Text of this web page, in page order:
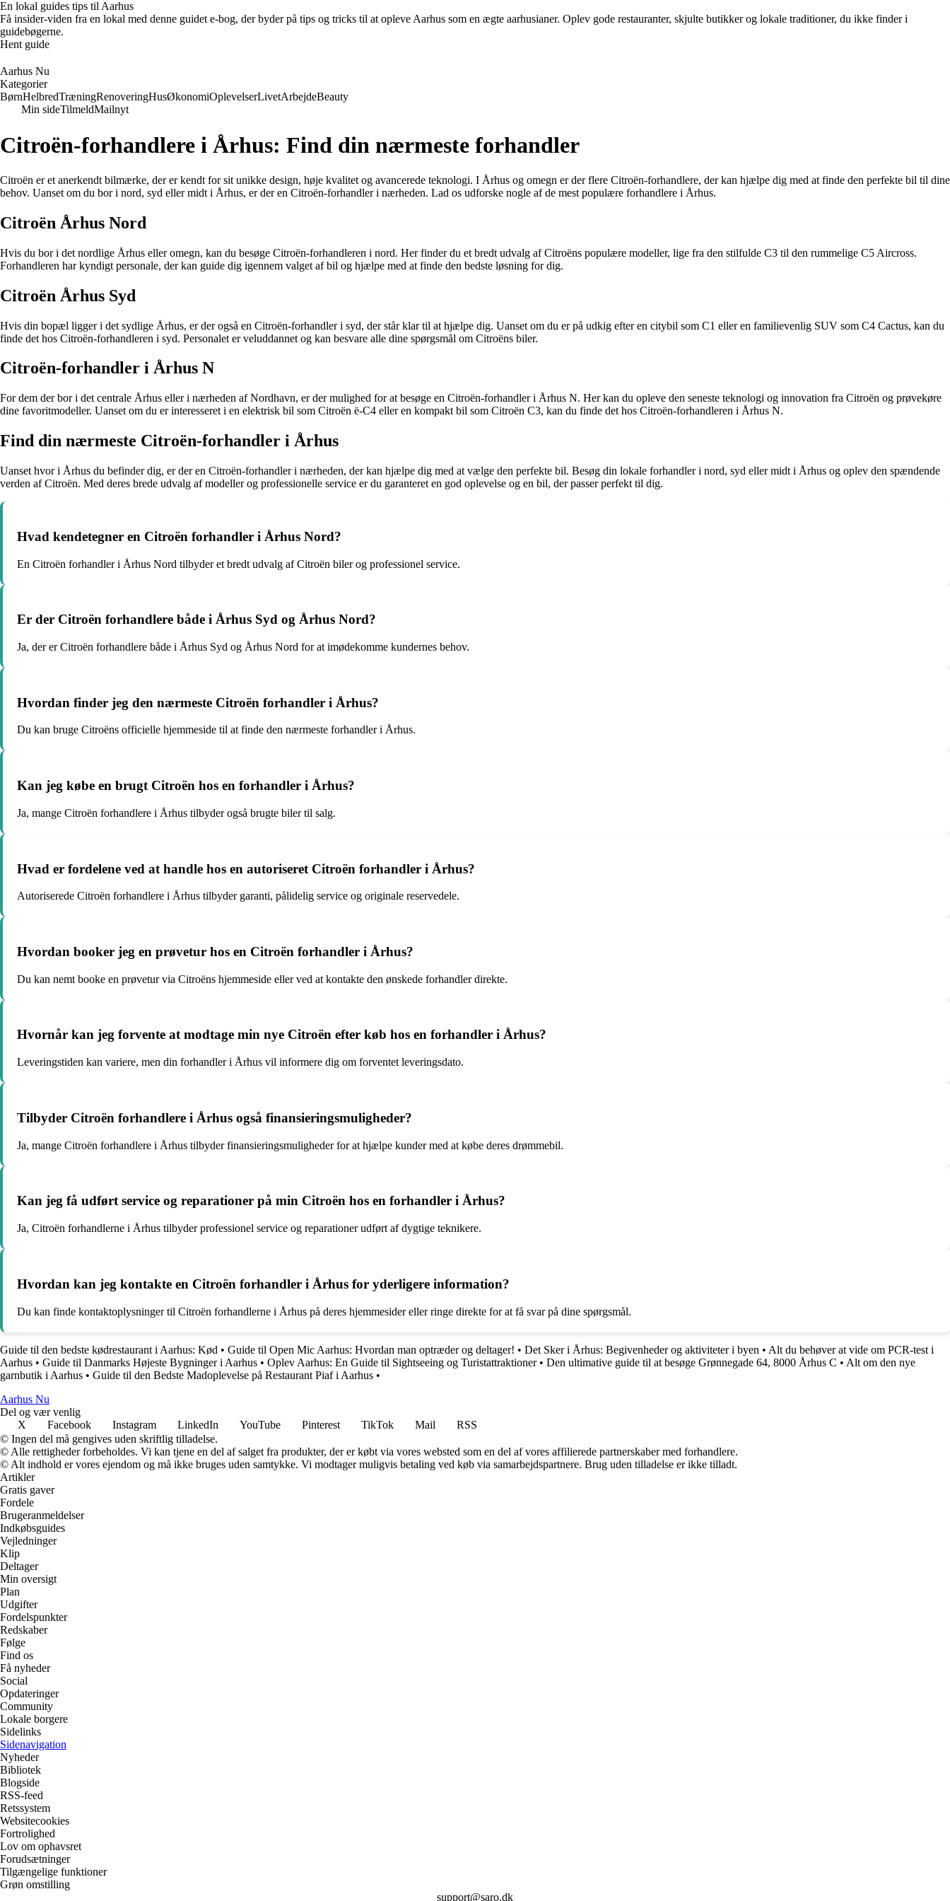
En lokal guides tips til Aarhus
Få insider-viden fra en lokal med denne guidet e-bog, der byder på tips og tricks til at opleve Aarhus som en ægte aarhusianer. Oplev gode restauranter, skjulte butikker og lokale traditioner, du ikke finder i
guidebøgerne.
Hent guide
Aarhus Nu
Kategorier
BørnHelbredTræningRenoveringHusØkonomiOplevelserLivetArbejdeBeauty
Min sideTilmeldMailnyt
Citroën-forhandlere i Århus: Find din nærmeste forhandler
Citroën er et anerkendt bilmærke, der er kendt for sit unikke design, høje kvalitet og avancerede teknologi. I Århus og omegn er der flere Citroën-forhandlere, der kan hjælpe dig med at finde den perfekte bil til dine
behov. Uanset om du bor i nord, syd eller midt i Århus, er der en Citroën-forhandler i nærheden. Lad os udforske nogle af de mest populære forhandlere i Århus.
Citroën Århus Nord
Hvis du bor i det nordlige Århus eller omegn, kan du besøge Citroën-forhandleren i nord. Her finder du et bredt udvalg af Citroëns populære modeller, lige fra den stilfulde C3 til den rummelige C5 Aircross.
Forhandleren har kyndigt personale, der kan guide dig igennem valget af bil og hjælpe med at finde den bedste løsning for dig.
Citroën Århus Syd
Hvis din bopæl ligger i det sydlige Århus, er der også en Citroën-forhandler i syd, der står klar til at hjælpe dig. Uanset om du er på udkig efter en citybil som C1 eller en familievenlig SUV som C4 Cactus, kan du
finde det hos Citroën-forhandleren i syd. Personalet er veluddannet og kan besvare alle dine spørgsmål om Citroëns biler.
Citroën-forhandler i Århus N
For dem der bor i det centrale Århus eller i nærheden af Nordhavn, er der mulighed for at besøge en Citroën-forhandler i Århus N. Her kan du opleve den seneste teknologi og innovation fra Citroën og prøvekøre
dine favoritmodeller. Uanset om du er interesseret i en elektrisk bil som Citroën ë-C4 eller en kompakt bil som Citroën C3, kan du finde det hos Citroën-forhandleren i Århus N.
Find din nærmeste Citroën-forhandler i Århus
Uanset hvor i Århus du befinder dig, er der en Citroën-forhandler i nærheden, der kan hjælpe dig med at vælge den perfekte bil. Besøg din lokale forhandler i nord, syd eller midt i Århus og oplev den spændende
verden af Citroën. Med deres brede udvalg af modeller og professionelle service er du garanteret en god oplevelse og en bil, der passer perfekt til dig.
Hvad kendetegner en Citroën forhandler i Århus Nord?
En Citroën forhandler i Århus Nord tilbyder et bredt udvalg af Citroën biler og professionel service.
Er der Citroën forhandlere både i Århus Syd og Århus Nord?
Ja, der er Citroën forhandlere både i Århus Syd og Århus Nord for at imødekomme kundernes behov.
Hvordan finder jeg den nærmeste Citroën forhandler i Århus?
Du kan bruge Citroëns officielle hjemmeside til at finde den nærmeste forhandler i Århus.
Kan jeg købe en brugt Citroën hos en forhandler i Århus?
Ja, mange Citroën forhandlere i Århus tilbyder også brugte biler til salg.
Hvad er fordelene ved at handle hos en autoriseret Citroën forhandler i Århus?
Autoriserede Citroën forhandlere i Århus tilbyder garanti, pålidelig service og originale reservedele.
Hvordan booker jeg en prøvetur hos en Citroën forhandler i Århus?
Du kan nemt booke en prøvetur via Citroëns hjemmeside eller ved at kontakte den ønskede forhandler direkte.
Hvornår kan jeg forvente at modtage min nye Citroën efter køb hos en forhandler i Århus?
Leveringstiden kan variere, men din forhandler i Århus vil informere dig om forventet leveringsdato.
Tilbyder Citroën forhandlere i Århus også finansieringsmuligheder?
Ja, mange Citroën forhandlere i Århus tilbyder finansieringsmuligheder for at hjælpe kunder med at købe deres drømmebil.
Kan jeg få udført service og reparationer på min Citroën hos en forhandler i Århus?
Ja, Citroën forhandlerne i Århus tilbyder professionel service og reparationer udført af dygtige teknikere.
Hvordan kan jeg kontakte en Citroën forhandler i Århus for yderligere information?
Du kan finde kontaktoplysninger til Citroën forhandlerne i Århus på deres hjemmesider eller ringe direkte for at få svar på dine spørgsmål.
Guide til den bedste kødrestaurant i Aarhus: Kød • Guide til Open Mic Aarhus: Hvordan man optræder og deltager! • Det Sker i Århus: Begivenheder og aktiviteter i byen • Alt du behøver at vide om PCR-test i
Aarhus • Guide til Danmarks Højeste Bygninger i Aarhus • Oplev Aarhus: En Guide til Sightseeing og Turistattraktioner• Den ultimative guide til at besøge Grønnegade 64, 8000 Århus C • Alt om den nye
garnbutik i Aarhus • Guide til den Bedste Madoplevelse på Restaurant Piaf i Aarhus •
Aarhus Nu
Del og vær venlig
X
Facebook Instagram LinkedIn YouTube Pinterest TikTok Mail
RSS
© Ingen del må gengives uden skriftlig tilladelse.
© Alle rettigheder forbeholdes. Vi kan tjene en del af salget fra produkter, der er købt via vores websted som en del af vores affilierede partnerskaber med forhandlere.
© Alt indhold er vores ejendom og må ikke bruges uden samtykke. Vi modtager muligvis betaling ved køb via samarbejdspartnere. Brug uden tilladelse er ikke tilladt.
Artikler
Gratis gaver
Fordele
Brugeranmeldelser
Indkøbsguides
Vejledninger
Klip
Deltager
Min oversigt
Plan
Udgifter
Fordelspunkter
Redskaber
Følge
Find os
Få nyheder
Social
Opdateringer
Community
Lokale borgere
Sidelinks
Sidenavigation
Nyheder
Bibliotek
Blogside
RSS-feed
Retssystem
Websitecookies
Fortrolighed
Lov om ophavsret
Forudsætninger
Tilgængelige funktioner
Grøn omstilling
support@saro.dk